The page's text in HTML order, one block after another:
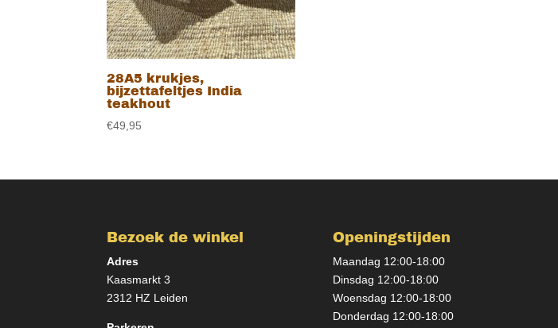
28A5 krukjes,
bijzettafeltjes India
teakhout
€49,95
Bezoek de winkel
Adres
Kaasmarkt 3
2312 HZ Leiden
Openingstijden
Maandag 12:00-18:00
Dinsdag 12:00-18:00
Woensdag 12:00-18:00
Donderdag 12:00-18:00